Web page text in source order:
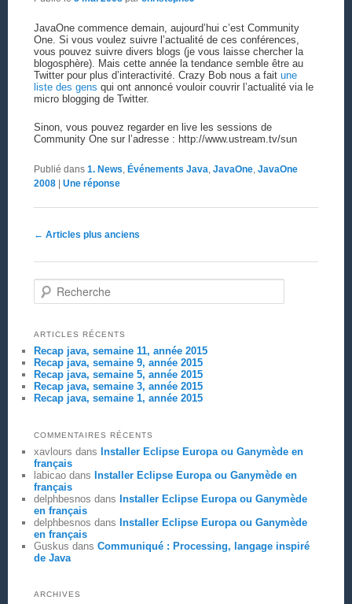
JavaOne commence demain, aujourd’hui c’est Community
One. Si vous voulez suivre l’actualité de ces conférences,
vous pouvez suivre divers blogs (je vous laisse chercher la
blogosphère). Mais cette année la tendance semble être au
Twitter pour plus d’interactivité. Crazy Bob nous a fait une
liste des gens qui ont annoncé vouloir couvrir l’actualité via le
micro blogging de Twitter.
Sinon, vous pouvez regarder en live les sessions de
Community One sur l’adresse : http://www.ustream.tv/sun
Publié dans 1. News Événements Java JavaOne, JavaOne
2008 | Uneréponse
Navigation des articles
← Articles plus anciens
Recherche
ARTICLES RÉCENTS
Recap java, semaine 11, année 2015
Recap java, semaine 9, année 2015
Recap java, semaine 5, année 2015
Recap java, semaine 3, année 2015
Recap java, semaine 1, année 2015
COMMENTAIRES RÉCENTS
xavlours dans Installer Eclipse Europa ou Ganymède en
français
labicaodans Installer Eclipse Europa ou Ganymède en
français
delphbesnos dans Installer Eclipse Europa ou Ganymède
en français
delphbesnos dans Installer Eclipse Europa ou Ganymède
en français
Guskus dans Communiqué : Processing, langage inspiré
de Java
ARCHIVES